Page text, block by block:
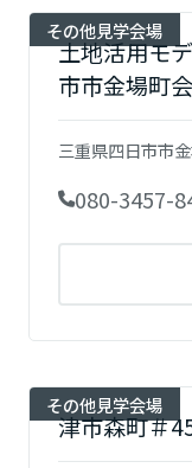
その他見学会場
土地活用モ
市市金場町
三重県四日市市
080-3457-
その他見学会場
津市森町＃
徳島県
九州エリア